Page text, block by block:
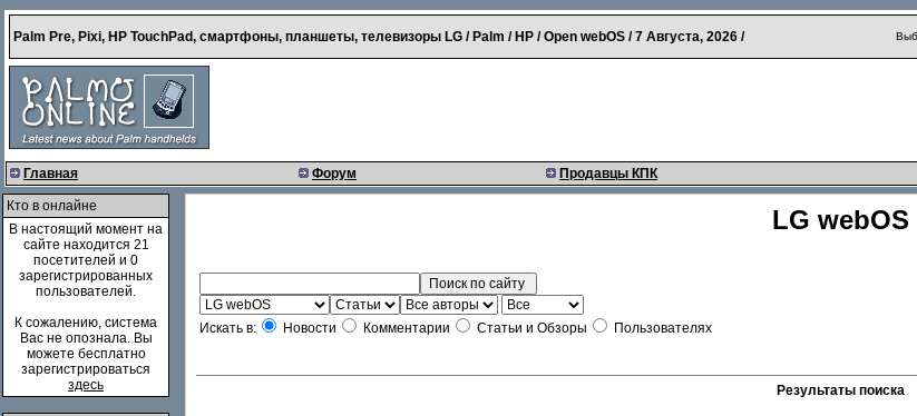
Palm Pre, Pixi, HP TouchPad, смартфоны, планшеты, телевизоры LG / Palm / HP / Open webOS /7 Августа, 2026 /
Главная Форум Продавцы КПК
Кто в онлайне
В настоящий момент на
сайте находится 21
посетителей и 0
зарегистрированных
пользователей.
К сожалению, система
Вас не опознала. Вы
можете бесплатно
зарегистрироваться
здесь
LG webOS
Искать в: Новости Комментарии Статьи и Обзоры Пользователях
Результаты поиска